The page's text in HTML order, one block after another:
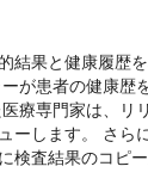
結果と健康履歴
が患者の健康歴
療専門家は、リ
ーします。 さら
検査結果のコピー